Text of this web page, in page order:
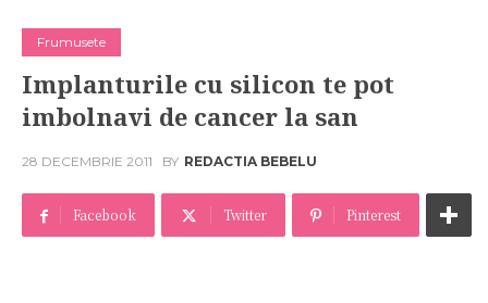
Frumusete
Implanturile cu silicon te pot
imbolnavi de cancer la san
28 DECEMBRIE 2011 BY REDACTIA BEBELU
Facebook Twitter Pinterest